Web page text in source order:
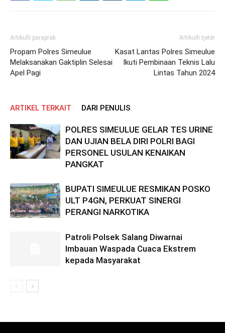
Artikulli paraprak
Propam Polres Simeulue
Melaksanakan Gaktiplin Selesai
Apel Pagi
Artikulli tjetër
Kasat Lantas Polres Simeulue
Ikuti Pembinaan Teknis Lalu
Lintas Tahun 2024
ARTIKEL TERKAIT DARI PENULIS
POLRES SIMEULUE GELAR TES URINE
DAN UJIAN BELA DIRI POLRI BAGI
PERSONEL USULAN KENAIKAN
PANGKAT
BUPATI SIMEULUE RESMIKAN POSKO
ULT P4GN, PERKUAT SINERGI
PERANGI NARKOTIKA
Patroli Polsek Salang Diwarnai
Imbauan Waspada Cuaca Ekstrem
kepada Masyarakat